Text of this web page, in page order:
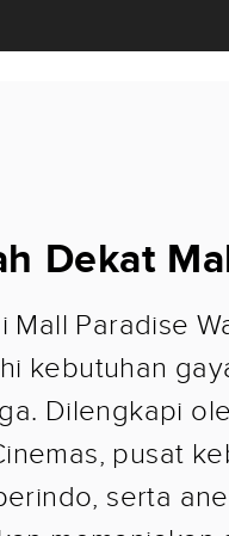
Dekat
Mall Paradise
kebutuhan
Dilengkapi
pusat
serta